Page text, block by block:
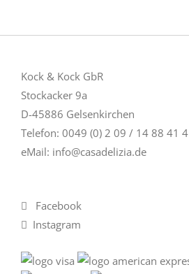
Kock & Kock GbR
Stockacker 9a
D-45886 Gelsenkirchen
Telefon: 0049 (0) 2 09 / 14 88 41 4
eMail: info@casadelizia.de
Facebook
Instagram